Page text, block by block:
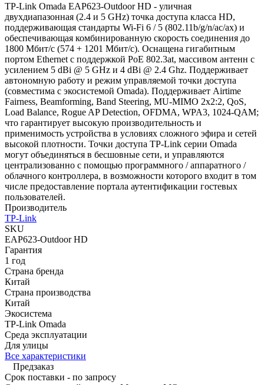
TP-Link Omada EAP623-Outdoor HD - уличная
двухдиапазонная (2.4 и 5 GHz) точка доступа класса HD,
поддерживающая стандарты Wi-Fi 6 / 5 (802.11b/g/n/ac/ax) и
обеспечивающая комбинированную скорость соединения до
1800 Мбит/с (574 + 1201 Мбит/с). Оснащена гигабитным
портом Ethernet с поддержкой PoE 802.3at, массивом антенн с
усилением 5 dBi @ 5 GHz и 4 dBi @ 2.4 Ghz. Поддерживает
автономную работу и режим управляемой точки доступа
(совместима с экосистемой Omada). Поддерживает Airtime
Fairness, Beamforming, Band Steering, MU-MIMO 2x2:2, QoS,
Load Balance, Rogue AP Detection, OFDMA, WPA3, 1024-QAM;
что гарантирует высокую производительность и
применимость устройства в условиях сложного эфира и сетей
высокой плотности. Точки доступа TP-Link серии Omada
могут объединяться в бесшовные сети, и управляются
централизованно с помощью программного / аппаратного /
облачного контроллера, в возможности которого входит в том
числе предоставление портала аутентификации гостевых
пользователей.
Производитель
TP-Link
SKU
EAP623-Outdoor HD
Гарантия
1 год
Страна бренда
Китай
Страна производства
Китай
Экосистема
TP-Link Omada
Среда эксплуатации
Для улицы
Все характеристики
Предзаказ
Срок поставки - по запросу